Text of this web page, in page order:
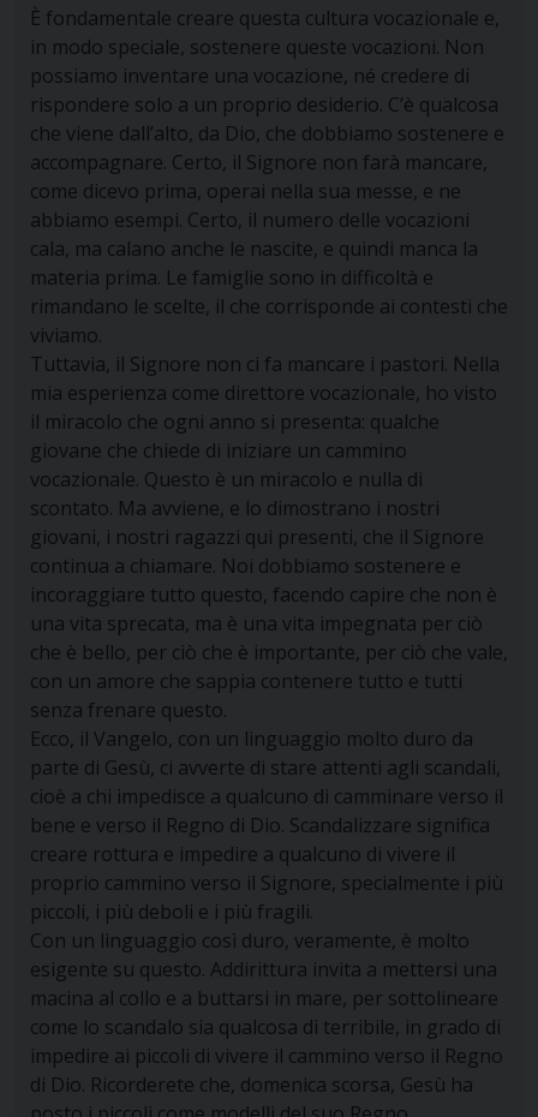
È fondamentale creare questa cultura vocazionale e,
in modo speciale, sostenere queste vocazioni. Non
possiamo inventare una vocazione, né credere di
rispondere solo a un proprio desiderio. C’è qualcosa
che viene dall’alto, da Dio, che dobbiamo sostenere e
accompagnare. Certo, il Signore non farà mancare,
come dicevo prima, operai nella sua messe, e ne
abbiamo esempi. Certo, il numero delle vocazioni
cala, ma calano anche le nascite, e quindi manca la
materia prima. Le famiglie sono in difficoltà e
rimandano le scelte, il che corrisponde ai contesti che
viviamo.
Tuttavia, il Signore non ci fa mancare i pastori. Nella
mia esperienza come direttore vocazionale, ho visto
il miracolo che ogni anno si presenta: qualche
giovane che chiede di iniziare un cammino
vocazionale. Questo è un miracolo e nulla di
scontato. Ma avviene, e lo dimostrano i nostri
giovani, i nostri ragazzi qui presenti, che il Signore
continua a chiamare. Noi dobbiamo sostenere e
incoraggiare tutto questo, facendo capire che non è
una vita sprecata, ma è una vita impegnata per ciò
che è bello, per ciò che è importante, per ciò che vale,
con un amore che sappia contenere tutto e tutti
senza frenare questo.
Ecco, il Vangelo, con un linguaggio molto duro da
parte di Gesù, ci avverte di stare attenti agli scandali,
cioè a chi impedisce a qualcuno di camminare verso il
bene e verso il Regno di Dio. Scandalizzare significa
creare rottura e impedire a qualcuno di vivere il
proprio cammino verso il Signore, specialmente i più
piccoli, i più deboli e i più fragili.
Con un linguaggio così duro, veramente, è molto
esigente su questo. Addirittura invita a mettersi una
macina al collo e a buttarsi in mare, per sottolineare
come lo scandalo sia qualcosa di terribile, in grado di
impedire ai piccoli di vivere il cammino verso il Regno
di Dio. Ricorderete che, domenica scorsa, Gesù ha